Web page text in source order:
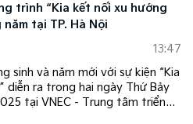
trình “Kia kết nối xu hướng
tại TP. Hà Nội
13:47
sinh và năm mới với sự kiện “Kia
diễn ra trong hai ngày Thứ Bảy
tại VNEC - Trung tâm triển